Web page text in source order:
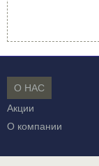
О НАС
Акции
О компании